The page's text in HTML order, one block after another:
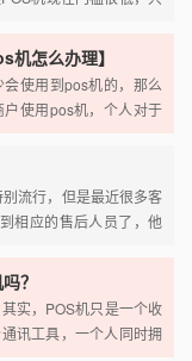
怎么办理】
使用到pos机的，那么
使用pos机，个人对于
机要钱嘛？今天小编就
流行，但是最近很多客
相应的售后人员了，他
？
实，POS机只是一个收
讯工具，一个人同时拥